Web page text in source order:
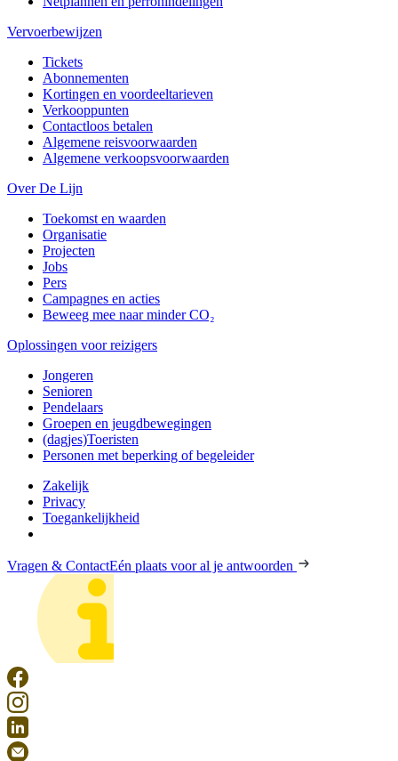
Vervoerbewijzen
Tickets
Abonnementen
Kortingen en voordeeltarieven
Verkooppunten
Contactloos betalen
Algemene reisvoorwaarden
Algemene verkoopsvoorwaarden
Over De Lijn
Toekomst en waarden
Organisatie
Projecten
Jobs
Pers
Campagnes en acties
Beweeg mee naar minder CO₂
Oplossingen voor reizigers
Jongeren
Senioren
Pendelaars
Groepen en jeugdbewegingen
(dagjes)Toeristen
Personen met beperking of begeleider
Zakelijk
Privacy
Toegankelijkheid
Vragen & ContactEén plaats voor al je antwoorden